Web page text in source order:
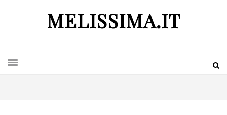
MELISSIMA.IT